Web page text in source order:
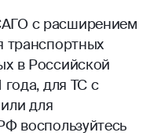
с расширением
транспортных
в Российской
для ТС с
для
воспользуйтесь